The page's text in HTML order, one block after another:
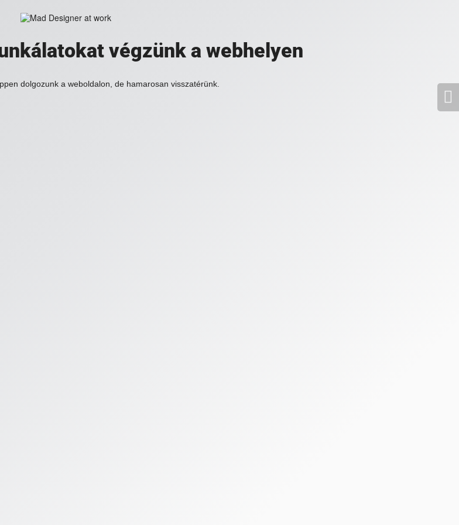
végzünk a webhelyen
dolgozunk a weboldalon, de hamarosan visszatérünk.